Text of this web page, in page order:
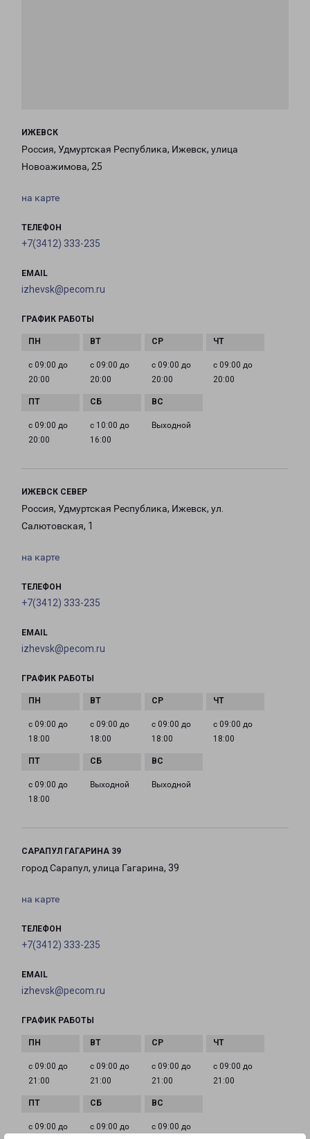
ИЖЕВСК
Россия, Удмуртская Республика, Ижевск, улица
Новоажимова, 25
на карте
ТЕЛЕФОН
+7(3412) 333-235
EMAIL
izhevsk@pecom.ru
ГРАФИК РАБОТЫ
с 09:00 до
20:00
с 09:00 до
20:00
с 09:00 до
20:00
с 09:00 до
20:00
с 09:00 до
20:00
с 10:00 до
16:00
Выходной
ИЖЕВСК СЕВЕР
Россия, Удмуртская Республика, Ижевск, ул.
Салютовская, 1
на карте
ТЕЛЕФОН
+7(3412) 333-235
EMAIL
izhevsk@pecom.ru
ГРАФИК РАБОТЫ
с 09:00 до
18:00
с 09:00 до
18:00
с 09:00 до
18:00
с 09:00 до
18:00
с 09:00 до
18:00
Выходной Выходной
САРАПУЛ ГАГАРИНА 39
город Сарапул, улица Гагарина, 39
на карте
ТЕЛЕФОН
+7(3412) 333-235
EMAIL
izhevsk@pecom.ru
ГРАФИК РАБОТЫ
с 09:00 до
21:00
с 09:00 до
21:00
с 09:00 до
21:00
с 09:00 до
21:00
с 09:00 до
с 09:00 до
с 09:00 до